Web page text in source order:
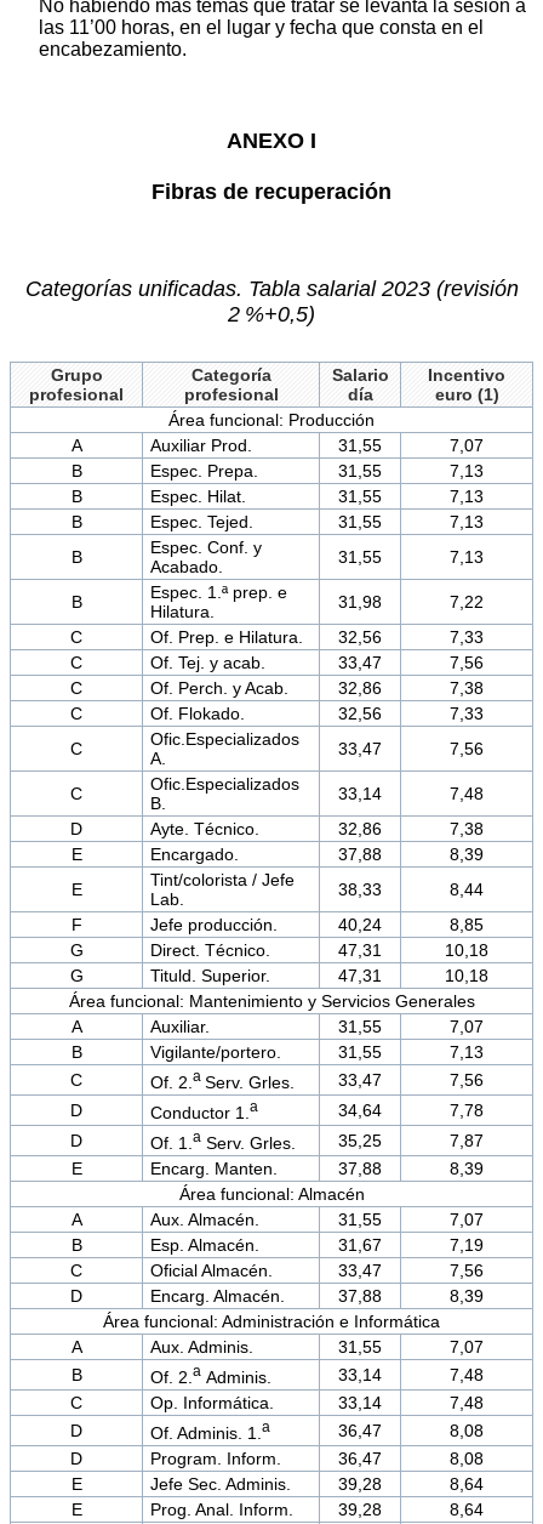
No habiendo más temas que tratar se levanta la sesión a
las 11’00 horas, en el lugar y fecha que consta en el
encabezamiento.
ANEXO I
Fibras de recuperación
Categorías unificadas. Tabla salarial 2023 (revisión
2 %+0,5)
Grupo
profesional
Categoría
profesional
Salario
día
Incentivo
euro (1)
Área funcional: Producción
A
Auxiliar Prod. 31,55
7,07
B
Espec. Prepa. 31,55
7,13
B
Espec. Hilat. 31,55
7,13
B
Espec. Tejed. 31,55
7,13
B
Espec. Conf. y
Acabado.
31,55 7,13
B
Espec. 1.ª prep. e
Hilatura.
31,98
7,22
C
Of. Prep. e Hilatura. 32,56
7,33
C
Of. Tej. y acab. 33,47
7,56
C
Of. Perch. y Acab. 32,86
7,38
C
Of. Flokado. 32,56
7,33
C
Ofic.Especializados
A.
33,47 7,56
C
Ofic.Especializados
B.
33,14
7,48
D
Ayte. Técnico. 32,86
7,38
E
Encargado. 37,88
8,39
E
Tint/colorista / Jefe
Lab.
38,33
8,44
F
Jefe producción. 40,24
8,85
G
Direct. Técnico. 47,31
10,18
G
Tituld. Superior. 47,31
10,18
Área funcional: Mantenimiento y Servicios Generales
A
Auxiliar. 31,55
7,07
B
Vigilante/portero. 31,55
7,13
C
Of. 2. a Serv. Grles. 33,47
7,56
D
Conductor 1. a 34,64
7,78
D
Of. 1. aServ. Grles. 35,25
7,87
E
Encarg. Manten. 37,88
8,39
Área funcional: Almacén
A
Aux. Almacén. 31,55
7,07
B
Esp. Almacén. 31,67
7,19
C
Oficial Almacén. 33,47
7,56
D
Encarg. Almacén. 37,88
8,39
Área funcional: Administración e Informática
A
Aux. Adminis. 31,55
7,07
B
Of. 2. aAdminis. 33,14
7,48
C
Op. Informática. 33,14
7,48
D
Of. Adminis. 1. a 36,47
8,08
D
Program. Inform. 36,47
8,08
E
Jefe Sec. Adminis. 39,28
8,64
E
Prog. Anal. Inform. 39,28
8,64